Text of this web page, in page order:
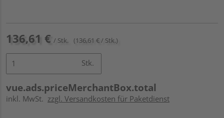
136,61 € / Stk. (136,61 € / Stk.)
Stk.
vue.ads.priceMerchantBox.total
inkl. MwSt. zzgl. Versandkosten für Paketdienst